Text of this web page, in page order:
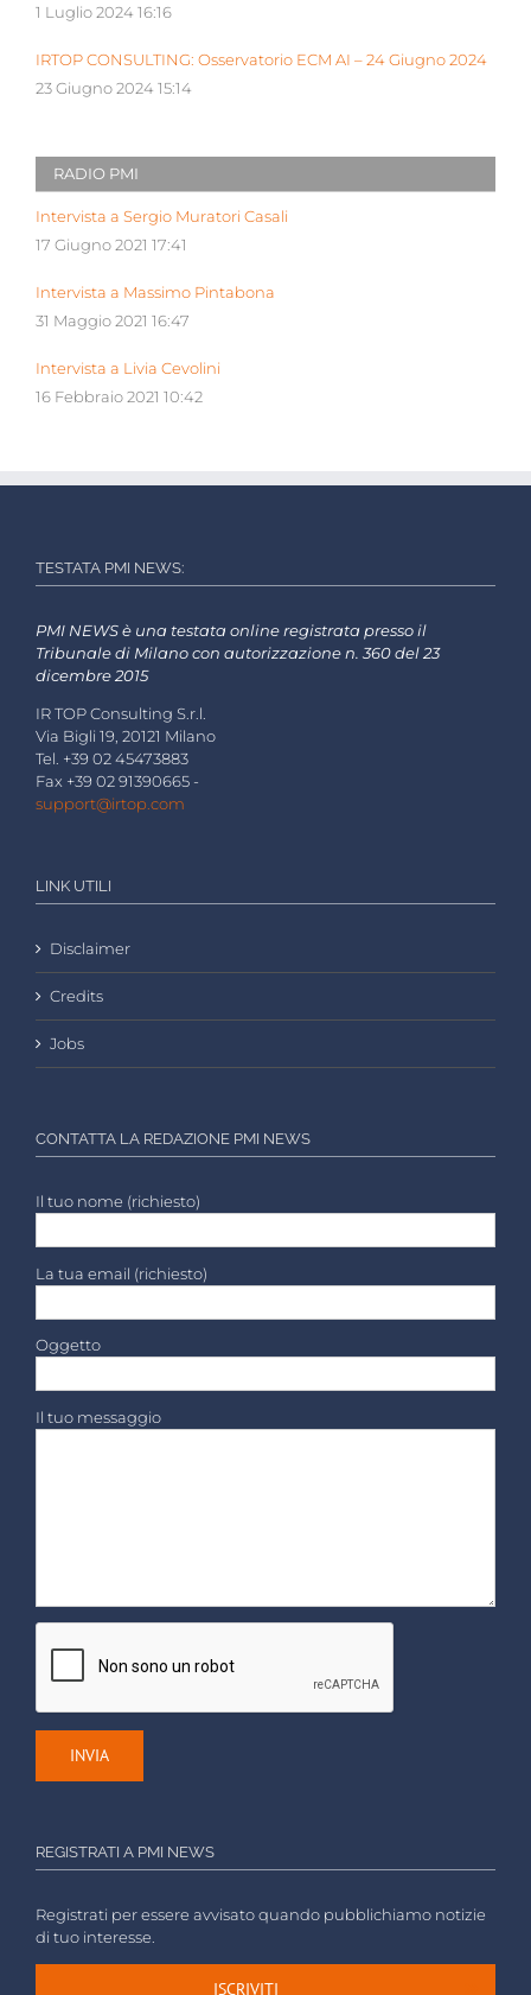
1 Luglio 2024 16:16
IRTOP CONSULTING: Osservatorio ECM AI – 24 Giugno 2024
23 Giugno 2024 15:14
RADIO PMI
Intervista a Sergio Muratori Casali
17 Giugno 2021 17:41
Intervista a Massimo Pintabona
31 Maggio 2021 16:47
Intervista a Livia Cevolini
16 Febbraio 2021 10:42
TESTATA PMI NEWS:
PMI NEWS è una testata online registrata presso il
Tribunale di Milano con autorizzazione n. 360 del 23
dicembre 2015
IR TOP Consulting S.r.l.
Via Bigli 19, 20121 Milano
Tel. +39 02 45473883
Fax +39 02 91390665 -
support@irtop.com
LINK UTILI
Disclaimer
Credits
Jobs
CONTATTA LA REDAZIONE PMI NEWS
Il tuo nome (richiesto)
La tua email (richiesto)
Oggetto
Il tuo messaggio
REGISTRATI A PMI NEWS
Registrati per essere avvisato quando pubblichiamo notizie
di tuo interesse.
ISCRIVITI